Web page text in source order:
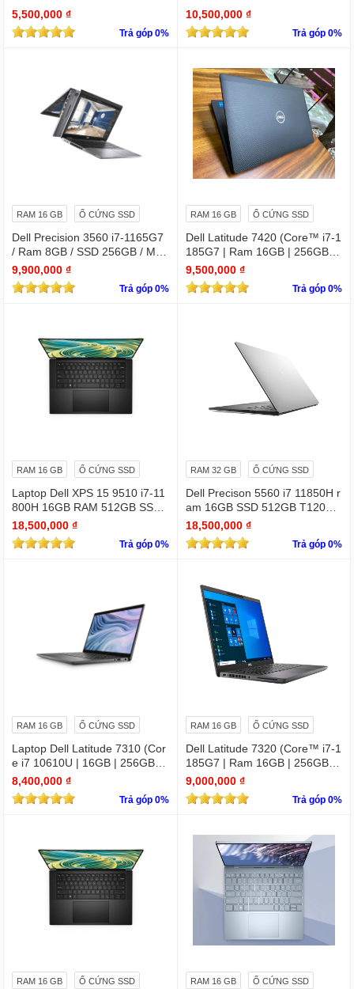
Graphics 620/ 14 INCH FHD
5,500,000 ₫
Trả góp 0%
SSD Nvme 256Gb/LCD 14' FH
D 1920 x 1080/ Like new / WIN
bản quyền
10,500,000 ₫
Trả góp 0%
RAM 16 GB Ổ CỨNG SSD
Dell Precision 3560 i7-1165G7
/ Ram 8GB / SSD 256GB / Màn
15.6″ IPS Full HD 1920×1080 I
PS / VGA NVIDIA Quadro T500
9,900,000 ₫
Trả góp 0%
RAM 16 GB Ổ CỨNG SSD
Dell Latitude 7420 (Core™ i7-1
185G7 | Ram 16GB | 256GB S
SD | 14.0inch FHD)
9,500,000 ₫
Trả góp 0%
RAM 16 GB Ổ CỨNG SSD
Laptop Dell XPS 15 9510 i7-11
800H 16GB RAM 512GB SSD
RTX 3050 15.6 inches FHD 19
20 X 1080
18,500,000 ₫
Trả góp 0%
RAM 32 GB Ổ CỨNG SSD
Dell Precison 5560 i7 11850H r
am 16GB SSD 512GB T1200 4
GB FHD +
18,500,000 ₫
Trả góp 0%
RAM 16 GB Ổ CỨNG SSD
Laptop Dell Latitude 7310 (Cor
e i7 10610U | 16GB | 256GB | I
ntel UHD | 13.3 FHD
8,400,000 ₫
Trả góp 0%
RAM 16 GB Ổ CỨNG SSD
Dell Latitude 7320 (Core™ i7-1
185G7 | Ram 16GB | 256GB S
SD | 13.3 inch FHD)
9,000,000 ₫
Trả góp 0%
RAM 16 GB Ổ CỨNG SSD RAM 16 GB Ổ CỨNG SSD